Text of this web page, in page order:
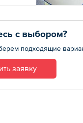
с выбором?
подходящие
заявку